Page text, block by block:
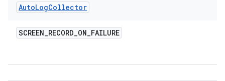
AutoLogCollector
SCREEN_RECORD_ON_FAILURE